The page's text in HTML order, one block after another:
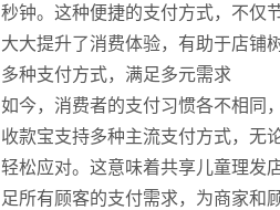
秒钟。这种便捷的支付方式，不仅
大大提升了消费体验，有助于店铺
多种支付方式，满足多元需求
如今，消费者的支付习惯各不相同
收款宝支持多种主流支付方式，无
轻松应对。这意味着共享儿童理发
足所有顾客的支付需求，为商家和